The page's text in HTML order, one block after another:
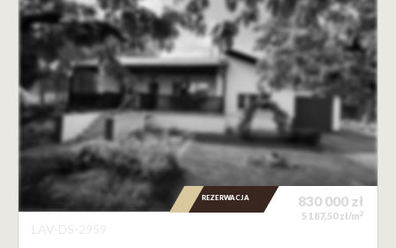
830 000 zł
5 187,50 zł/m2
REZERWACJA